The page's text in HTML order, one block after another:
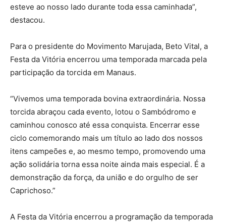
esteve ao nosso lado durante toda essa caminhada”,
destacou.
Para o presidente do Movimento Marujada, Beto Vital, a
Festa da Vitória encerrou uma temporada marcada pela
participação da torcida em Manaus.
“Vivemos uma temporada bovina extraordinária. Nossa
torcida abraçou cada evento, lotou o Sambódromo e
caminhou conosco até essa conquista. Encerrar esse
ciclo comemorando mais um título ao lado dos nossos
itens campeões e, ao mesmo tempo, promovendo uma
ação solidária torna essa noite ainda mais especial. É a
demonstração da força, da união e do orgulho de ser
Caprichoso.”
A Festa da Vitória encerrou a programação da temporada